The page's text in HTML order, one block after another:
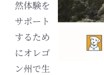
然体験を
サポート
するため
にオレゴ
ン州で生